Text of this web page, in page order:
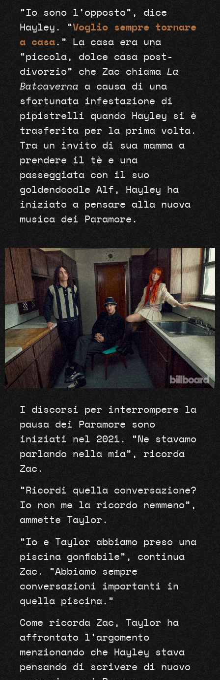
“Io sono l’opposto”, dice
Hayley. “Voglio sempre tornare
a casa.” La casa era una
“piccola, dolce casa post-
divorzio” che Zac chiama La
Batcaverna a causa di una
sfortunata infestazione di
pipistrelli quando Hayley si è
trasferita per la prima volta.
Tra un invito di sua mamma a
prendere il tè e una
passeggiata con il suo
goldendoodle Alf, Hayley ha
iniziato a pensare alla nuova
musica dei Paramore.
I discorsi per interrompere la
pausa dei Paramore sono
iniziati nel 2021. “Ne stavamo
parlando nella mia”, ricorda
Zac.
“Ricordi quella conversazione?
Io non me la ricordo nemmeno”,
ammette Taylor.
“Io e Taylor abbiamo preso una
piscina gonfiabile”, continua
Zac. “Abbiamo sempre
conversazioni importanti in
quella piscina.”
Come ricorda Zac, Taylor ha
affrontato l’argomento
menzionando che Hayley stava
pensando di scrivere di nuovo